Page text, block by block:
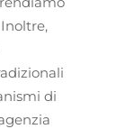
di